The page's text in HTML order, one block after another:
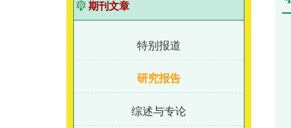
期刊文章
特别报道
研究报告
综述与专论